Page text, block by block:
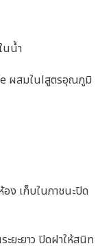
นน้ำ
ผสมในlสูตรอุณภูมิ
ง เก็บในภาชนะปิด
ะยะยาว ปิดฝาให้สนิท